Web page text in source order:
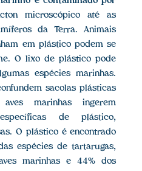
microscópico até as
da Terra. Animais
em plástico podem se
O lixo de plástico pode
espécies marinhas.
sacolas plásticas
marinhas ingerem
de plástico,
O plástico é encontrado
espécies de tartarugas,
marinhas e 44% dos